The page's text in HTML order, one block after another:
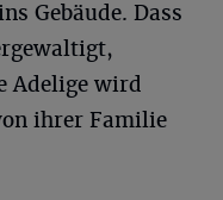
Gebäude. Dass
Adelige wird
ihrer Familie